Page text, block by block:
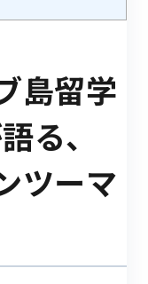
島留学
る、
ツーマ